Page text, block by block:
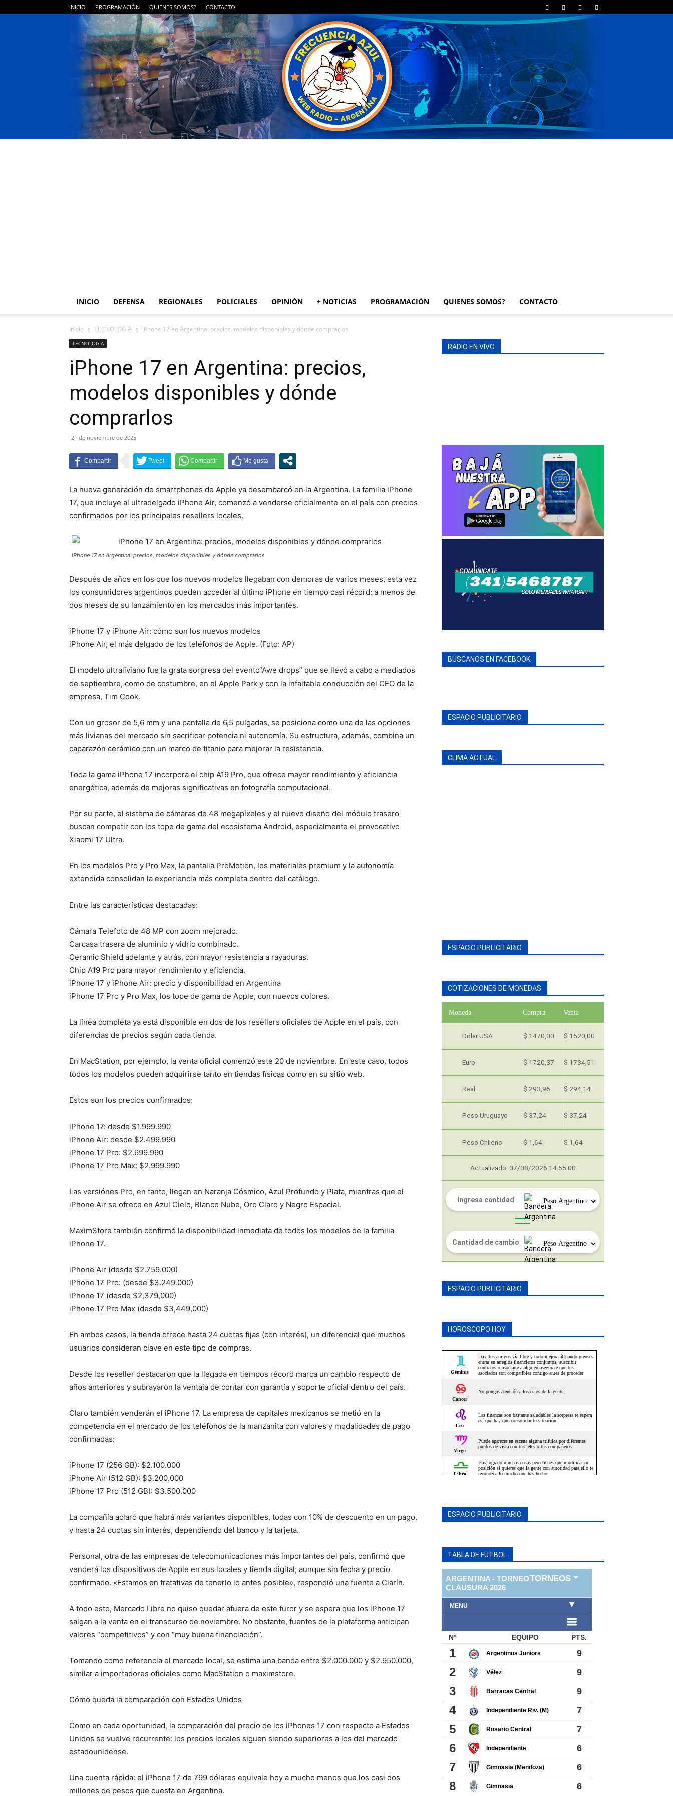
INICIO PROGRAMACIÓN QUIENES SOMOS? CONTACTO
INICIO DEFENSA REGIONALES POLICIALES OPINIÓN + NOTICIAS PROGRAMACIÓN QUIENES SOMOS? CONTACTO
Inicio TECNOLOGIA iPhone 17 en Argentina: precios, modelos disponibles y dónde comprarlos
TECNOLOGIA
iPhone 17 en Argentina: precios,
modelos disponibles y dónde
comprarlos
21 de noviembre de 2025
La nueva generación de smartphones de Apple ya desembarcó en la Argentina. La familia iPhone
17, que incluye al ultradelgado iPhone Air, comenzó a venderse oficialmente en el país con precios
confirmados por los principales resellers locales.
iPhone 17 en Argentina: precios, modelos disponibles y dónde comprarlos
Después de años en los que los nuevos modelos llegaban con demoras de varios meses, esta vez
los consumidores argentinos pueden acceder al último iPhone en tiempo casi récord: a menos de
dos meses de su lanzamiento en los mercados más importantes.
iPhone 17 y iPhone Air: cómo son los nuevos modelos
iPhone Air, el más delgado de los teléfonos de Apple. (Foto: AP)
El modelo ultraliviano fue la grata sorpresa del evento“Awe drops” que se llevó a cabo a mediados
de septiembre, como de costumbre, en el Apple Park y con la infaltable conducción del CEO de la
empresa, Tim Cook.
Con un grosor de 5,6 mm y una pantalla de 6,5 pulgadas, se posiciona como una de las opciones
más livianas del mercado sin sacrificar potencia ni autonomía. Su estructura, además, combina un
caparazón cerámico con un marco de titanio para mejorar la resistencia.
Toda la gama iPhone 17 incorpora el chip A19 Pro, que ofrece mayor rendimiento y eficiencia
energética, además de mejoras significativas en fotografía computacional.
Por su parte, el sistema de cámaras de 48 megapíxeles y el nuevo diseño del módulo trasero
buscan competir con los tope de gama del ecosistema Android, especialmente el provocativo
Xiaomi 17 Ultra.
En los modelos Pro y Pro Max, la pantalla ProMotion, los materiales premium y la autonomía
extendida consolidan la experiencia más completa dentro del catálogo.
Entre las características destacadas:
Cámara Telefoto de 48 MP con zoom mejorado.
Carcasa trasera de aluminio y vidrio combinado.
Ceramic Shield adelante y atrás, con mayor resistencia a rayaduras.
Chip A19 Pro para mayor rendimiento y eficiencia.
iPhone 17 y iPhone Air: precio y disponibilidad en Argentina
iPhone 17 Pro y Pro Max, los tope de gama de Apple, con nuevos colores.
La línea completa ya está disponible en dos de los resellers oficiales de Apple en el país, con
diferencias de precios según cada tienda.
En MacStation, por ejemplo, la venta oficial comenzó este 20 de noviembre. En este caso, todos
todos los modelos pueden adquirirse tanto en tiendas físicas como en su sitio web.
Estos son los precios confirmados:
iPhone 17: desde $1.999.990
iPhone Air: desde $2.499.990
iPhone 17 Pro: $2.699.990
iPhone 17 Pro Max: $2.999.990
Las versiónes Pro, en tanto, llegan en Naranja Cósmico, Azul Profundo y Plata, mientras que el
iPhone Air se ofrece en Azul Cielo, Blanco Nube, Oro Claro y Negro Espacial.
MaximStore también confirmó la disponibilidad inmediata de todos los modelos de la familia
iPhone 17.
iPhone Air (desde $2.759.000)
iPhone 17 Pro: (desde $3.249.000)
iPhone 17 (desde $2,379,000)
iPhone 17 Pro Max (desde $3,449,000)
En ambos casos, la tienda ofrece hasta 24 cuotas fijas (con interés), un diferencial que muchos
usuarios consideran clave en este tipo de compras.
Desde los reseller destacaron que la llegada en tiempos récord marca un cambio respecto de
años anteriores y subrayaron la ventaja de contar con garantía y soporte oficial dentro del país.
Claro también venderán el iPhone 17. La empresa de capitales mexicanos se metió en la
competencia en el mercado de los teléfonos de la manzanita con valores y modalidades de pago
confirmadas:
iPhone 17 (256 GB): $2.100.000
iPhone Air (512 GB): $3.200.000
iPhone 17 Pro (512 GB): $3.500.000
La compañía aclaró que habrá más variantes disponibles, todas con 10% de descuento en un pago,
y hasta 24 cuotas sin interés, dependiendo del banco y la tarjeta.
Personal, otra de las empresas de telecomunicaciones más importantes del país, confirmó que
venderá los dispositivos de Apple en sus locales y tienda digital; aunque sin fecha y precio
confirmado. «Estamos en tratativas de tenerlo lo antes posible», respondió una fuente a Clarín.
A todo esto, Mercado Libre no quiso quedar afuera de este furor y se espera que los iPhone 17
salgan a la venta en el transcurso de noviembre. No obstante, fuentes de la plataforma anticipan
valores “competitivos” y con “muy buena financiación”.
Tomando como referencia el mercado local, se estima una banda entre $2.000.000 y $2.950.000,
similar a importadores oficiales como MacStation o maximstore.
Cómo queda la comparación con Estados Unidos
Como en cada oportunidad, la comparación del precio de los iPhones 17 con respecto a Estados
Unidos se vuelve recurrente: los precios locales siguen siendo superiores a los del mercado
estadounidense.
Una cuenta rápida: el iPhone 17 de 799 dólares equivale hoy a mucho menos que los casi dos
millones de pesos que cuesta en Argentina.
RADIO EN VIVO
BUSCANOS EN FACEBOOK
ESPACIO PUBLICITARIO
CLIMA ACTUAL
ESPACIO PUBLICITARIO
COTIZACIONES DE MONEDAS
Moneda Compra Venta
Dólar USA $ 1470,00 $ 1520,00
Euro $ 1720,37 $ 1734,51
Real $ 293,96 $ 294,14
Peso Uruguayo $ 37,24 $ 37,24
Peso Chileno $ 1,64 $ 1,64
Actualizado: 07/08/2026 14:55:00
ESPACIO PUBLICITARIO
HOROSCOPO HOY
ESPACIO PUBLICITARIO
TABLA DE FUTBOL